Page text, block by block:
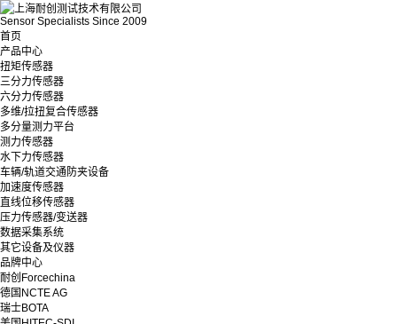
Sensor Specialists Since 2009
首页
产品中心
扭矩传感器
三分力传感器
六分力传感器
多维/拉扭复合传感器
多分量测力平台
测力传感器
水下力传感器
车辆/轨道交通防夹设备
加速度传感器
直线位移传感器
压力传感器/变送器
数据采集系统
其它设备及仪器
品牌中心
耐创Forcechina
德国NCTE AG
瑞士BOTA